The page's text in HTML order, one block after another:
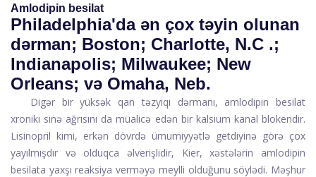
Amlodipin besilat
Philadelphia'da ən çox təyin olunan
dərman; Boston; Charlotte, N.C .;
Indianapolis; Milwaukee; New
Orleans; və Omaha, Neb.
Digər bir yüksək qan təzyiqi dərmanı, amlodipin besilat
xroniki sinə ağrısını da müalicə edən bir kalsium kanal blokeridir.
Lisinopril kimi, erkən dövrdə ümumiyyətlə getdiyinə görə çox
yayılmışdır və olduqca əlverişlidir, Kier, xəstələrin amlodipin
besilata yaxşı reaksiya verməyə meylli olduğunu söylədi. Məşhur